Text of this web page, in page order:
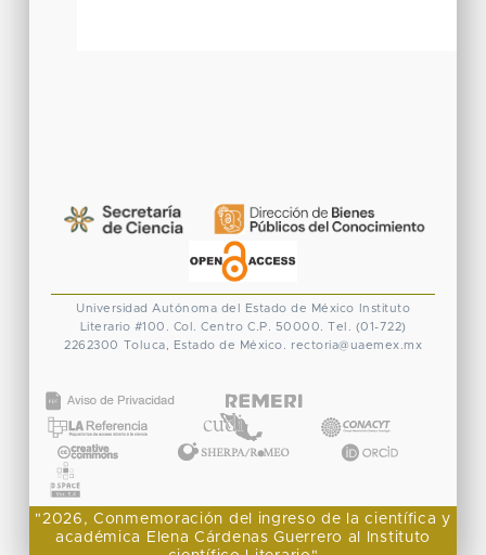
Universidad Autónoma del Estado de México
Instituto
Literario #100. Col. Centro C.P. 50000. Tel. (01-722)
2262300 Toluca, Estado de México. rectoria@uaemex.mx
"2026, Conmemoración del ingreso de la científica y
académica Elena Cárdenas Guerrero al Instituto